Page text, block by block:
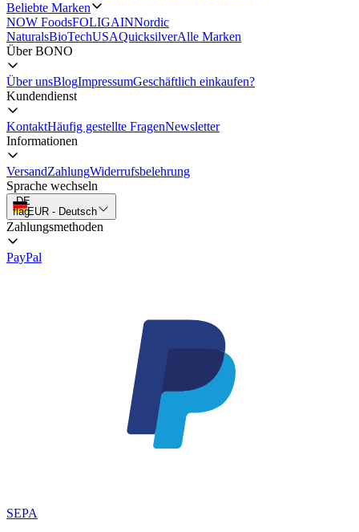
Beliebte Marken
NOW FoodsFOLIGAINNordic
NaturalsBioTechUSAQuicksilverAlle Marken
Über BONO
Über unsBlogImpressumGeschäftlich einkaufen?
Kundendienst
KontaktHäufig gestellte FragenNewsletter
Informationen
VersandZahlungWiderrufsbelehrung
Sprache wechseln
DE
flagEUR- Deutsch
Zahlungsmethoden
PayPal
SEPA